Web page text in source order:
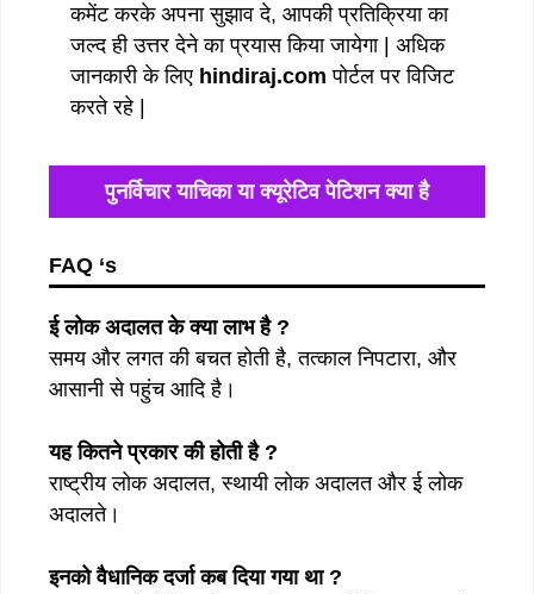
कमेंट करके अपना सुझाव दे, आपकी प्रतिक्रिया का
जल्द ही उत्तर देने का प्रयास किया जायेगा | अधिक
जानकारी के लिए hindiraj.com पोर्टल पर विजिट
करते रहे |
पुनर्विचार याचिका या क्‍यूरेटिव पेटिशन क्या है
FAQ ‘s
ई लोक अदालत के क्या लाभ है ?
समय और लगत की बचत होती है, तत्काल निपटारा, और
आसानी से पहुंच आदि है।
यह कितने प्रकार की होती है ?
राष्ट्रीय लोक अदालत, स्थायी लोक अदालत और ई लोक
अदालते।
इनको वैधानिक दर्जा कब दिया गया था ?